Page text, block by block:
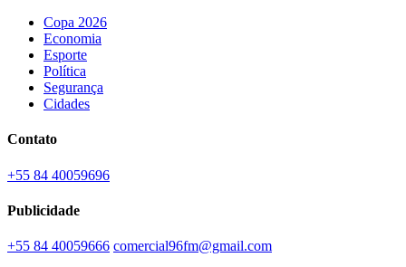
Copa 2026
Economia
Esporte
Política
Segurança
Cidades
Contato
+55 84 40059696
Publicidade
+55 84 40059666 comercial96fm@gmail.com